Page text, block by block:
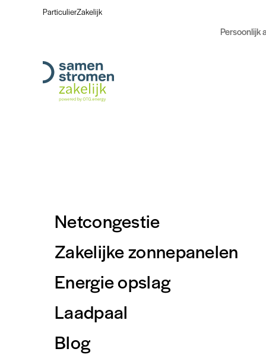
ParticulierZakelijk
Persoonlijk
Netcongestie
Zakelijke zonnepanelen
Energie opslag
Laadpaal
Blog